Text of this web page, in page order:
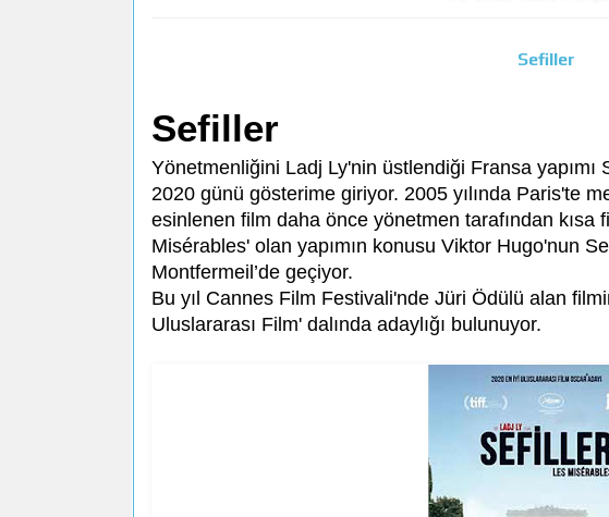
Sefiller
Sefiller
Yönetmenliğini Ladj Ly'nin üstlendiği Fransa yapımı
2020 günü gösterime giriyor. 2005 yılında Paris'te
esinlenen film daha önce yönetmen tarafından kısa
Misérables' olan yapımın konusu Viktor Hugo'nun
Montfermeil’de geçiyor.
Bu yıl Cannes Film Festivali'nde Jüri Ödülü alan
Uluslararası Film' dalında adaylığı bulunuyor.